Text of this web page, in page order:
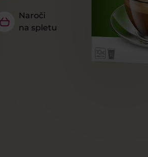
Naroči
na spletu